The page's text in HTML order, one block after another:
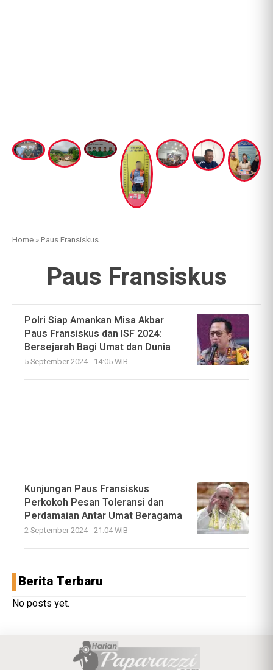
Home »Paus Fransiskus
Paus Fransiskus
Polri Siap Amankan Misa Akbar
Paus Fransiskus dan ISF 2024:
Bersejarah Bagi Umat dan Dunia
5 September 2024 - 14:05 WIB
Kunjungan Paus Fransiskus
Perkokoh Pesan Toleransi dan
Perdamaian Antar Umat Beragama
2 September 2024 - 21:04 WIB
Berita Terbaru
No posts yet.